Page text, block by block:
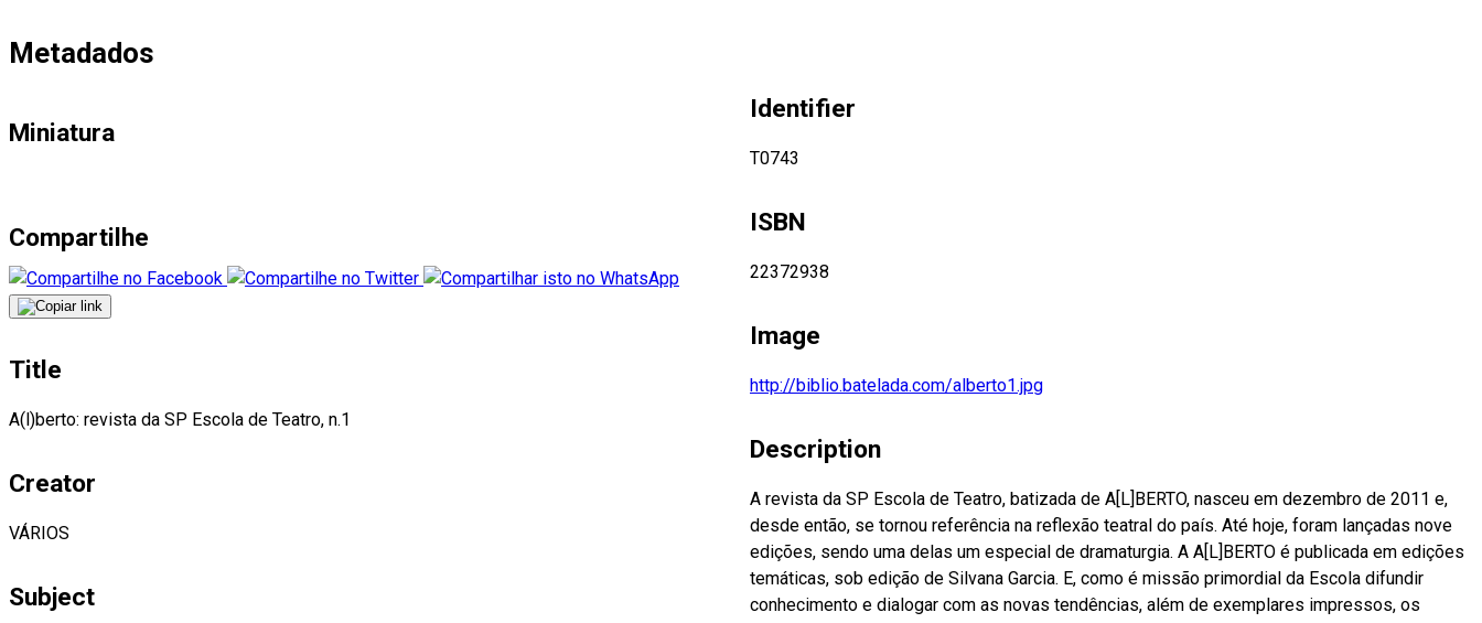
Metadados
Miniatura
Compartilhe
Title
A(l)berto: revista da SP Escola de Teatro, n.1
Creator
VÁRIOS
Subject
Identifier
T0743
ISBN
22372938
Image
http://biblio.batelada.com/alberto1.jpg
Description
A revista da SP Escola de Teatro, batizada de A[L]BERTO, nasceu em dezembro de 2011 e,
desde então, se tornou referência na reflexão teatral do país. Até hoje, foram lançadas nove
edições, sendo uma delas um especial de dramaturgia. A A[L]BERTO é publicada em edições
temáticas, sob edição de Silvana Garcia. E, como é missão primordial da Escola difundir
conhecimento e dialogar com as novas tendências, além de exemplares impressos, os